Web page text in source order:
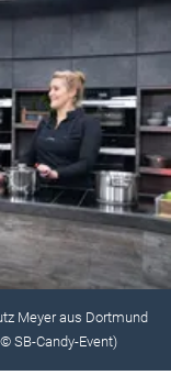
Meyer aus Dortmund
SB-Candy-Event)